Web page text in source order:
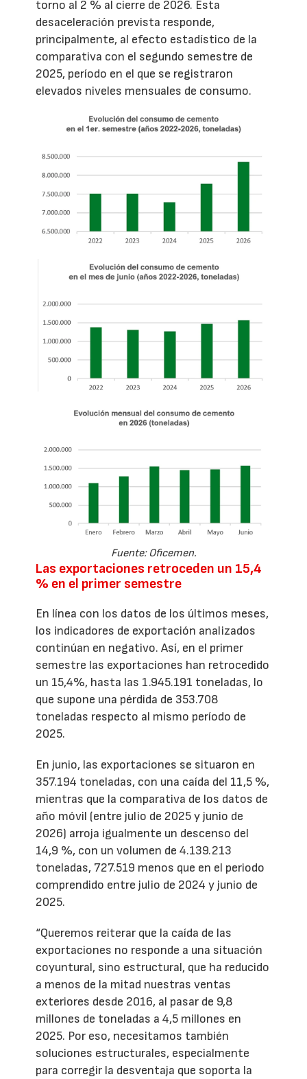
torno al 2 % al cierre de 2026. Esta
desaceleración prevista responde,
principalmente, al efecto estadístico de la
comparativa con el segundo semestre de
2025, período en el que se registraron
elevados niveles mensuales de consumo.
Fuente: Oficemen.
Las exportaciones retroceden un 15,4
% en el primer semestre
En línea con los datos de los últimos meses,
los indicadores de exportación analizados
continúan en negativo. Así, en el primer
semestre las exportaciones han retrocedido
un 15,4%, hasta las 1.945.191 toneladas, lo
que supone una pérdida de 353.708
toneladas respecto al mismo período de
2025.
En junio, las exportaciones se situaron en
357.194 toneladas, con una caída del 11,5 %,
mientras que la comparativa de los datos de
año móvil (entre julio de 2025 y junio de
2026) arroja igualmente un descenso del
14,9 %, con un volumen de 4.139.213
toneladas, 727.519 menos que en el periodo
comprendido entre julio de 2024 y junio de
2025.
“Queremos reiterar que la caída de las
exportaciones no responde a una situación
coyuntural, sino estructural, que ha reducido
a menos de la mitad nuestras ventas
exteriores desde 2016, al pasar de 9,8
millones de toneladas a 4,5 millones en
2025. Por eso, necesitamos también
soluciones estructurales, especialmente
para corregir la desventaja que soporta la